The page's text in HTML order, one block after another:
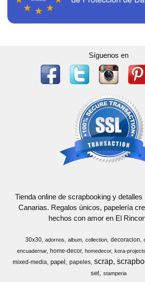
Síguenos en
Tienda online de scrapbooking y
Canarias. Regalos únicos, papelería
hechos con amor en El
30x30 adornos album collection decoracion
encuadernar
home-decor homedecor kora-projects
mixed-media papel papeles scrap
set stamperia